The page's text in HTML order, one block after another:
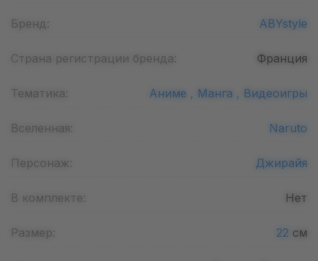
Бренд: ABYstyle
Страна регистрации бренда: Франция
Тематика: Аниме , Манга , Видеоигры
Вселенная: Naruto
Персонаж: Джирайя
В комплекте: Нет
Размер: 22 см